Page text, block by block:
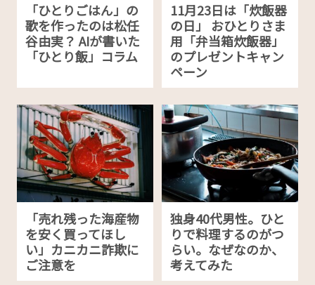
「ひとりごはん」の
歌を作ったのは松任
谷由実？ AIが書いた
「ひとり飯」コラム
11月23日は「炊飯器
の日」 おひとりさま
用「弁当箱炊飯器」
のプレゼントキャン
ペーン
「売れ残った海産物
を安く買ってほし
い」カニカニ詐欺に
ご注意を
独身40代男性。ひと
りで料理するのがつ
らい。なぜなのか、
考えてみた